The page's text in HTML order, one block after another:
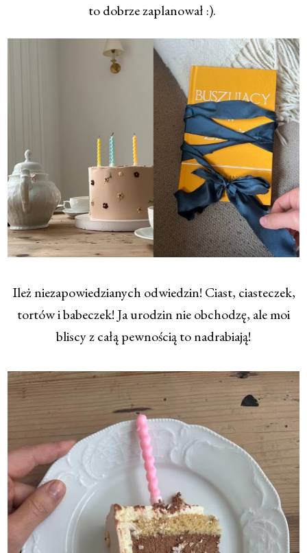
to dobrze zaplanował :).
Ileż niezapowiedzianych odwiedzin! Ciast, ciasteczek,
tortów i babeczek! Ja urodzin nie obchodzę, ale moi
bliscy z całą pewnością to nadrabiają!